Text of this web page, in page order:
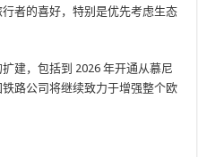
者的喜好，特别是优先考虑生态
建，包括到 2026 年开通从慕尼
路公司将继续致力于增强整个欧